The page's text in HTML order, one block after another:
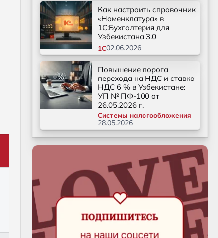
Как настроить справочник
«Номенклатура» в
1С:Бухгалтерия для
Узбекистана 3.0
1С02.06.2026
Повышение порога
перехода на НДС и ставка
НДС 6 % в Узбекистане:
УП № ПФ-100 от
26.05.2026 г.
Системы налогообложения
28.05.2026